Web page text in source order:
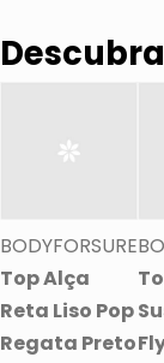
BODYFORSURE
Top Alça
Reta Liso Pop
Regata Preto